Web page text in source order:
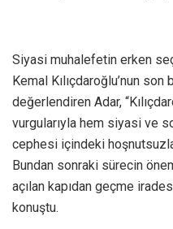
Siyasi muhalefetin erken
Kemal Kılıçdaroğlu’nun son
değerlendiren Adar,
vurgularıyla hem siyasi ve
cephesi içindeki
Bundan sonraki sürecin
açılan kapıdan geçme
konuştu.